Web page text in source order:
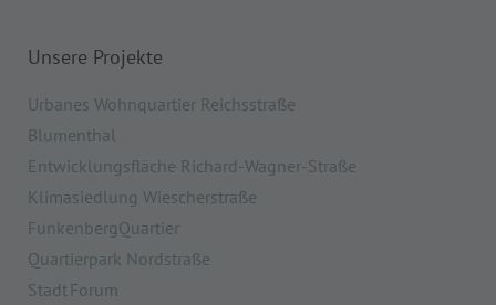
Unsere Projekte
Urbanes Wohnquartier Reichsstraße
Blumenthal
Entwicklungsfläche Richard-Wagner-Straße
Klimasiedlung Wiescherstraße
FunkenbergQuartier
Quartierpark Nordstraße
Stadt Forum